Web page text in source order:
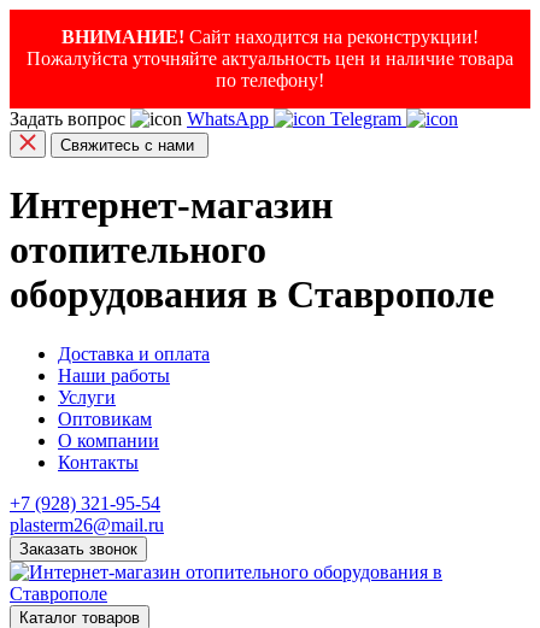
ВНИМАНИЕ! Сайт находится на реконструкции!
Пожалуйста уточняйте актуальность цен и наличие товара
по телефону!
Задать вопрос
WhatsApp Telegram
Свяжитесь с нами
Интернет-магазин
отопительного
оборудования в Ставрополе
Доставка и оплата
Наши работы
Услуги
Оптовикам
О компании
Контакты
+7 (928) 321-95-54
plasterm26@mail.ru
Заказать звонок
Каталог товаров